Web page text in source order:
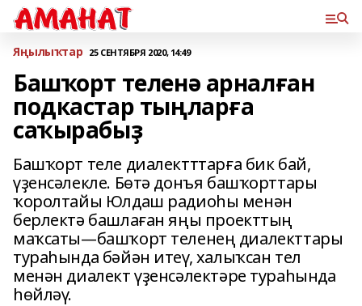
Яңылыҡтар 25 СЕНТЯБРЯ 2020, 14:49
Башҡорт теленә арналған
подкастар тыңларға
саҡырабыҙ
Башҡорт теле диалектттарға бик бай,
үҙенсәлекле. Бөтә донъя башҡорттары
ҡоролтайы Юлдаш радиоһы менән
берлектә башлаған яңы проекттың
маҡсаты—башҡорт теленең диалекттары
тураһында бәйән итеү, халыҡсан тел
менән диалект үҙенсәлектәре тураһында
һөйләү.